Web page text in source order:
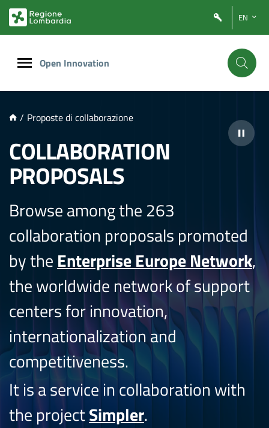
PRINCIPALE
EN
Open Innovation
/ Proposte di collaborazione
COLLABORATION
PROPOSALS
Browse among the 263
collaboration proposals promoted
by the Enterprise Europe Network,
the worldwide network of support
centers for innovation,
internationalization and
competitiveness.
It is a service in collaboration with
the projectSimpler.